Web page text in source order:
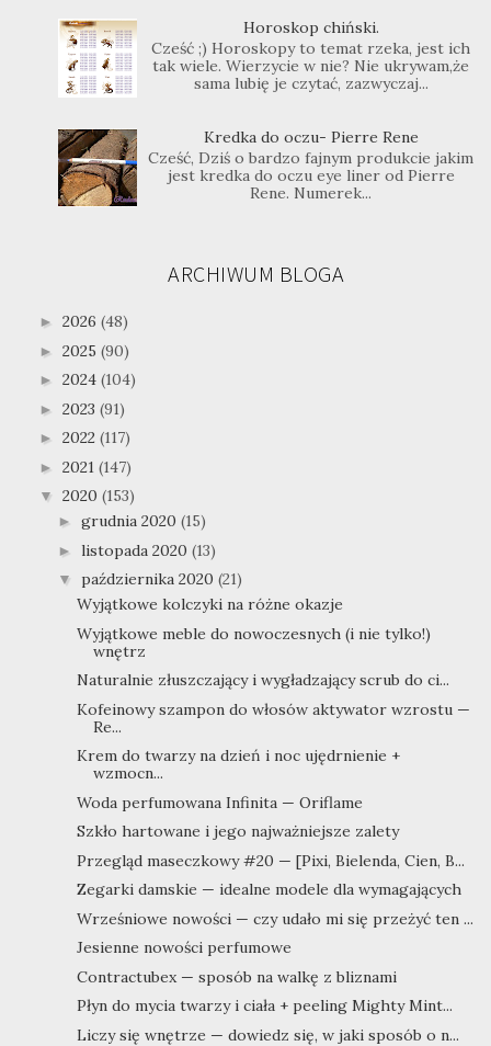
Horoskop chiński.
Cześć ;) Horoskopy to temat rzeka, jest ich
tak wiele. Wierzycie w nie? Nie ukrywam,że
sama lubię je czytać, zazwyczaj...
Kredka do oczu- Pierre Rene
Cześć, Dziś o bardzo fajnym produkcie jakim
jest kredka do oczu eye liner od Pierre
Rene. Numerek...
ARCHIWUM BLOGA
► 2026 (48)
► 2025 (90)
► 2024 (104)
► 2023 (91)
► 2022 (117)
► 2021 (147)
▼ 2020 (153)
► grudnia 2020 (15)
► listopada 2020 (13)
▼ października 2020 (21)
Wyjątkowe kolczyki na różne okazje
Wyjątkowe meble do nowoczesnych (i nie tylko!)
wnętrz
Naturalnie złuszczający i wygładzający scrub do ci...
Kofeinowy szampon do włosów aktywator wzrostu —
Re...
Krem do twarzy na dzień i noc ujędrnienie +
wzmocn...
Woda perfumowana Infinita — Oriflame
Szkło hartowane i jego najważniejsze zalety
Przegląd maseczkowy #20 — [Pixi, Bielenda, Cien, B...
Zegarki damskie — idealne modele dla wymagających
Wrześniowe nowości — czy udało mi się przeżyć ten ...
Jesienne nowości perfumowe
Contractubex — sposób na walkę z bliznami
Płyn do mycia twarzy i ciała + peeling Mighty Mint...
Liczy się wnętrze — dowiedz się, w jaki sposób o n...